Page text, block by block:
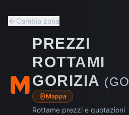
Cambia zona
PREZZI
ROTTAMI
GORIZIA (GO
Mappa
Rottame prezzi e quotazioni